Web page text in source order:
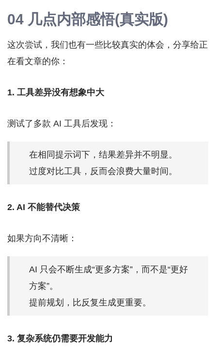
04 几点内部感悟(真实版)
这次尝试，我们也有一些比较真实的体会，分享给正
在看文章的你：
1. 工具差异没有想象中大
测试了多款 AI 工具后发现：
在相同提示词下，结果差异并不明显。
过度对比工具，反而会浪费大量时间。
2. AI 不能替代决策
如果方向不清晰：
AI 只会不断生成“更多方案”，而不是“更好
方案”。
提前规划，比反复生成更重要。
3. 复杂系统仍需要开发能力